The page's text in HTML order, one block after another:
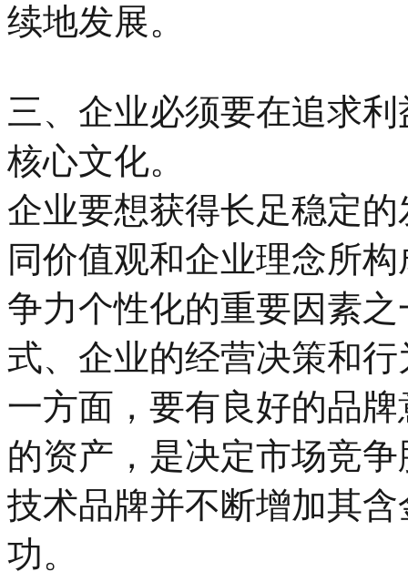
续地发展。
三、企业必须要在追求
核心文化。
企业要想获得长足稳定
同价值观和企业理念所
争力个性化的重要因素
式、企业的经营决策和
一方面，要有良好的品
的资产，是决定市场竞
技术品牌并不断增加其
功。